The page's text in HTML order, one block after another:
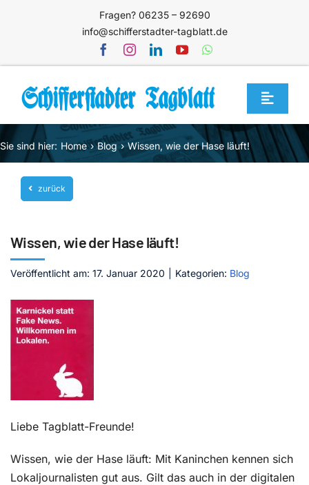
Fragen? 06235 – 92690
info@schifferstadter-tagblatt.de
Toggle
Home
Themen
Blog
Service
Mediathek
Jetzt abonnieren
Kontakt
Sie sind hier: Home Blog Wissen, wie der Hase läuft!
zurück
Wissen, wie der Hase läuft!
Veröffentlicht am: 17. Januar 2020 Kategorien: Blog
Liebe Tagblatt-Freunde!
Wissen, wie der Hase läuft: Mit Kaninchen kennen sich
Lokaljournalisten gut aus. Gilt das auch in der digitalen